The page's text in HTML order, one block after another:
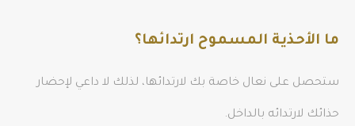
ما الأحذية المسموح ارتدائها؟
ستحصل على نعال خاصة بك لارتدائها، لذلك لا داعي لإحضار
حذائك لارتدائه بالداخل.